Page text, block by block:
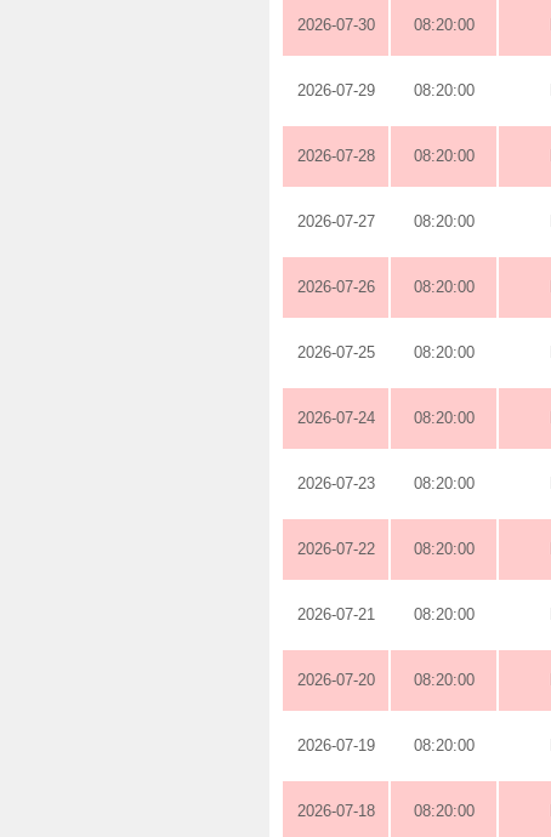
2026-07-30 08:20:00
2026-07-29 08:20:00
2026-07-28 08:20:00
2026-07-27 08:20:00
2026-07-26 08:20:00
2026-07-25 08:20:00
2026-07-24 08:20:00
2026-07-23 08:20:00
2026-07-22 08:20:00
2026-07-21 08:20:00
2026-07-20 08:20:00
2026-07-19 08:20:00
2026-07-18 08:20:00